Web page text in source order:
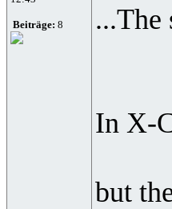
Beiträge: 8
...The
In X-
but